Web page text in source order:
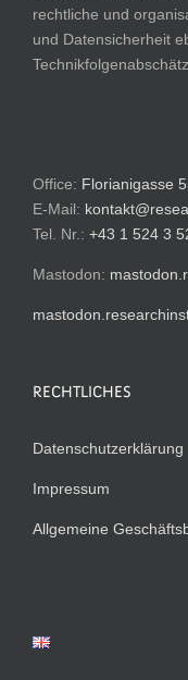
rechtliche und
und Datensicherheit
Office: Florianigasse
E-Mail:
Tel. Nr.: +43 1 524 3
Mastodon:
RECHTLICHES
Datenschutzerklärung
Impressum
Allgemeine